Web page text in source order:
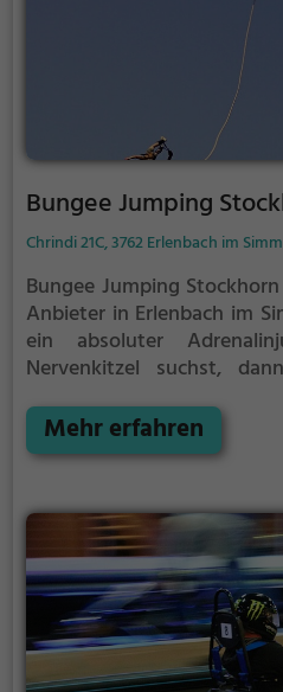
Bungee Jumping
Chrindi 21C, 3762 Erlenbach im
Bungee Jumping
Anbieter in Erlenbach im
ein absoluter
Nervenkitzel suchst,
abenteuerlichen Höhen
nur an einem Seil und unter
Mehr erfahren